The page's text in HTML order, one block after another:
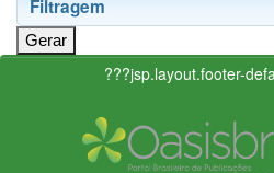
Filtragem
???jsp.layout.footer-